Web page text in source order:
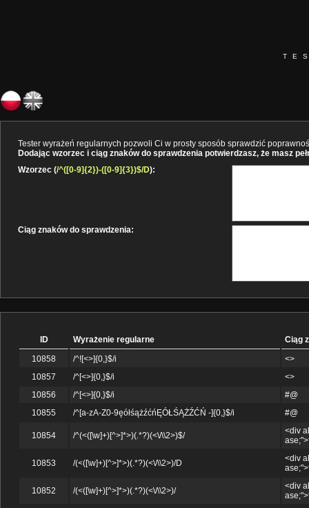
Tester wyrażeń regularnych pozwoli Ci w prosty sposób sprawdzić
Dodając wzorzec i ciąg znaków do sprawdzenia potwierdzasz, że masz
Wzorzec (/^([0-9]{2})-([0-9]{3})$/D):
Ciąg znaków do sprawdzenia:
ID Wyrażenie regularne
Ciąg
10858
/^![<>]{0,}$/i
<>
10857
/^[<>]{0,}$/i
<>
10856
/^[<>]{0,}$/i
#@
10855
/^[a-zA-Z0-9ęółśążźćńĘÓŁŚĄŻŹĆŃ -]{0,}$/i #@
10854 /^(<([\w]+)[^>]*>)(.*?)(<\/\\2>)$/
<div
10853 /(<([\w]+)[^>]*>)(.*?)(<\/\\2>)/D
<div
10852 /(<([\w]+)[^>]*>)(.*?)(<\/\\2>)/
<div